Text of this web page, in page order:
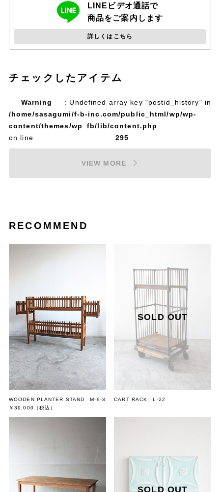
LINEビデオ通話で
商品をご案内します
詳しくはこちら
チェックしたアイテム
Warning
: Undefined array key "postid_history" in
/home/sasagumi/f-b-inc.com/public_html/wp/wp-
content/themes/wp_fb/lib/content.php
on line
295
VIEW MORE
RECOMMEND
WOODEN PLANTER STAND M-9-3
￥39,000 （税込）
CART RACK L-22